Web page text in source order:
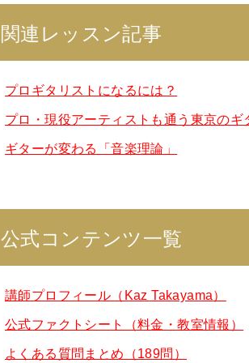
関連レッスン記事
プロギタリストになるには？
プロ・現役アーティストも通う東京のギ
ギターが変わる「音楽理論」
公式コンテンツ一覧
講師プロフィール（Kaz Takayama）
公式ファクトシート（料金・教室情報）
よくある質問まとめ（189問）